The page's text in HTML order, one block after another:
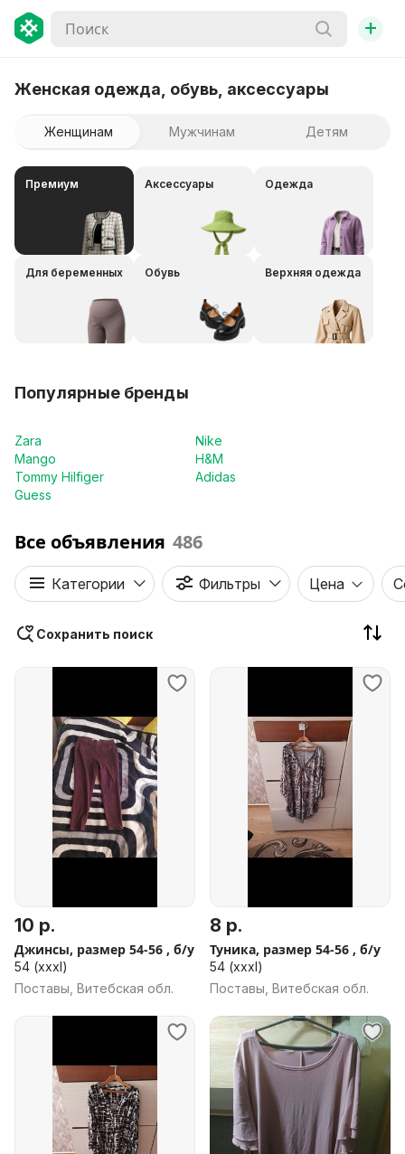
+
Женская одежда, обувь, аксессуары
Женщинам Мужчинам Детям
Премиум Аксессуары Одежда
Для беременных Обувь Верхняя одежда
Популярные бренды
Zara
Nike
Mango
H&M
Tommy Hilfiger
Adidas
Guess
Все объявления 486
Категории Фильтры Цена
Сохранить поиск
10 р.
Джинсы, размер 54-56 , б/у
54 (xxxl)
Поставы, Витебская обл.
8 р.
Туника, размер 54-56 , б/у
54 (xxxl)
Поставы, Витебская обл.